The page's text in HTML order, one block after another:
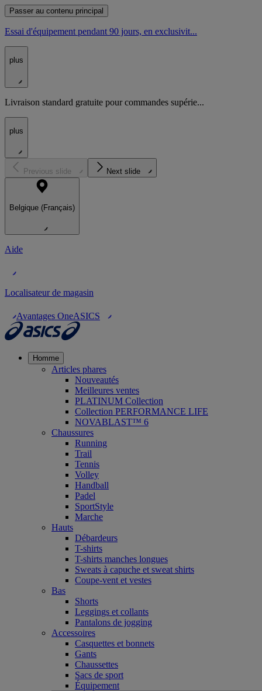
Passer au contenu principal
Essai d'équipement pendant 90 jours, en exclusivit...
plus
Livraison standard gratuite pour commandes supérie...
plus
Previous slide Next slide
Belgique (Français)
Aide
Localisateur de magasin
Avantages OneASICS
Homme
Articles phares
Nouveautés
Meilleures ventes
PLATINUM Collection
Collection PERFORMANCE LIFE
NOVABLAST™ 6
Chaussures
Running
Trail
Tennis
Volley
Handball
Padel
SportStyle
Marche
Hauts
Débardeurs
T-shirts
T-shirts manches longues
Sweats à capuche et sweat shirts
Coupe-vent et vestes
Bas
Shorts
Leggings et collants
Pantalons de jogging
Accessoires
Casquettes et bonnets
Gants
Chaussettes
Sacs de sport
Équipement